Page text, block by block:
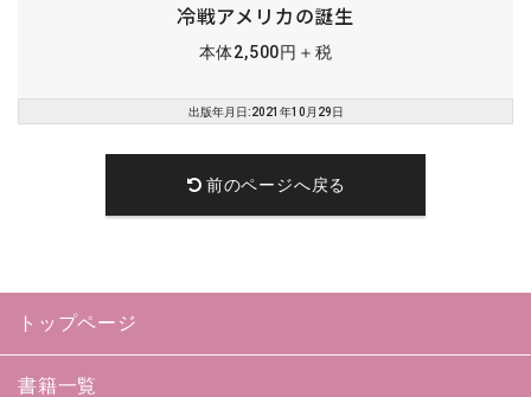
冷戦アメリカの誕生
本体2,500円＋税
出版年月日:2021年10月29日
前のページへ戻る
トップページ
書籍一覧